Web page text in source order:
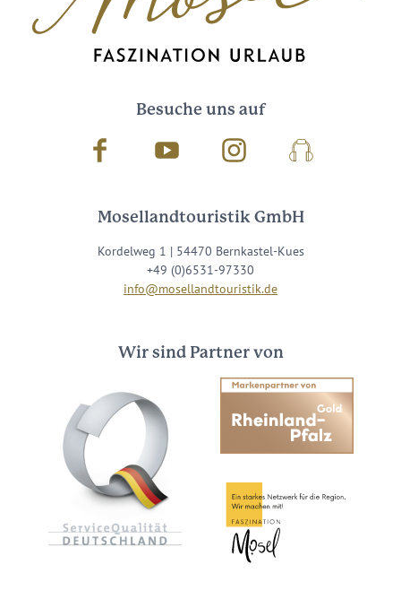
Besuche uns auf
Facebook Youtube InstagramPodcast
Mosellandtouristik GmbH
Kordelweg 1 | 54470 Bernkastel-Kues
+49 (0)6531-97330
info@mosellandtouristik.de
Wir sind Partner von